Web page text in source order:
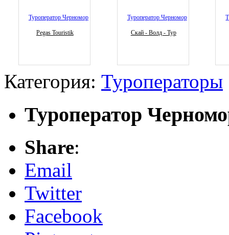
Pegas Touristik Скай - Волд - Тур
Категория: Туроператоры
Туроператор
Share:
Email
Twitter
Facebook